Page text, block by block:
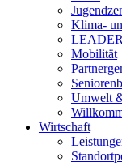
Klima-
Mobilität
Umwelt
Wirtschaft